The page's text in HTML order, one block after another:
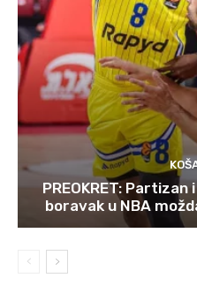
PREOKRET:
boravak u NBA